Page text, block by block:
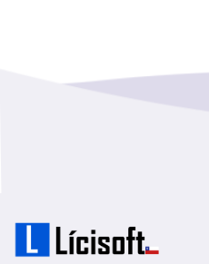
GOBERNACION
I MUNICIPALIDAD DE
Region Del Biobio